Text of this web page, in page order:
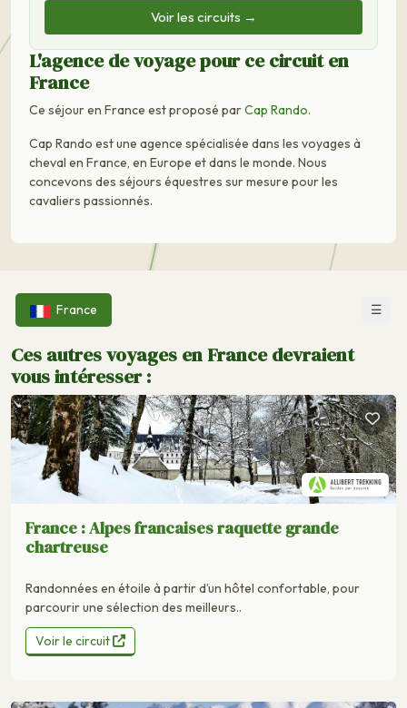
Voir les circuits →
L'agence de voyage pour ce circuit en
France
Ce séjour en France est proposé parCap Rando.
Cap Rando est une agence spécialisée dans les voyages à
cheval en France, en Europe et dans le monde. Nous
concevons des séjours équestres sur mesure pour les
cavaliers passionnés.
France ☰
Ces autres voyages en France devraient
vous intéresser :
France : Alpes francaises raquette grande
chartreuse
Randonnées en étoile à partir d’un hôtel confortable, pour
parcourir une sélection des meilleurs..
Voir le circuit